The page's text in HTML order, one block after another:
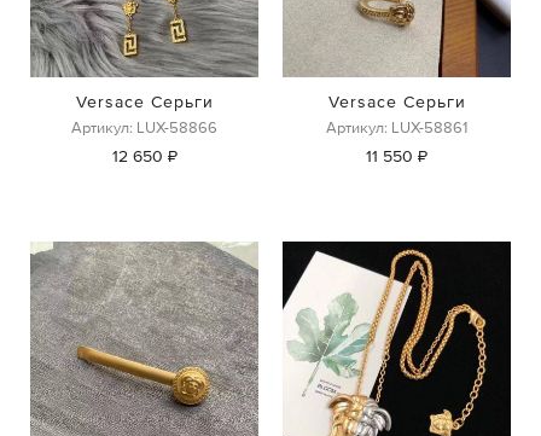
Versace Серьги
Артикул: LUX-58866
12 650 ₽
Versace Серьги
Артикул: LUX-58861
11 550 ₽